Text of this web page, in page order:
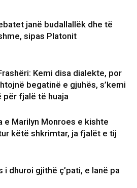
janë budallallëk dhe të
sipas Platonit
Kemi disa dialekte, por
begatinë e gjuhës, s’kemi
për fjalë të huaja
e Marilyn Monroes e kishte
këtë shkrimtar, ja fjalët e tij
i dhuroi gjithë ç’pati, e lanë pa